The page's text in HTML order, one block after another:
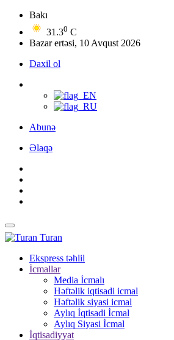
Bakı
31.30 C
Bazar ertəsi, 10 Avqust 2026
Daxil ol
Abunə
Əlaqə
Turan
Ekspress təhlil
İcmallar
Media İcmalı
Həftəlik iqtisadi icmal
Həftəlik siyasi icmal
Aylıq İqtisadi İcmal
Aylıq Siyasi İcmal
İqtisadiyyat